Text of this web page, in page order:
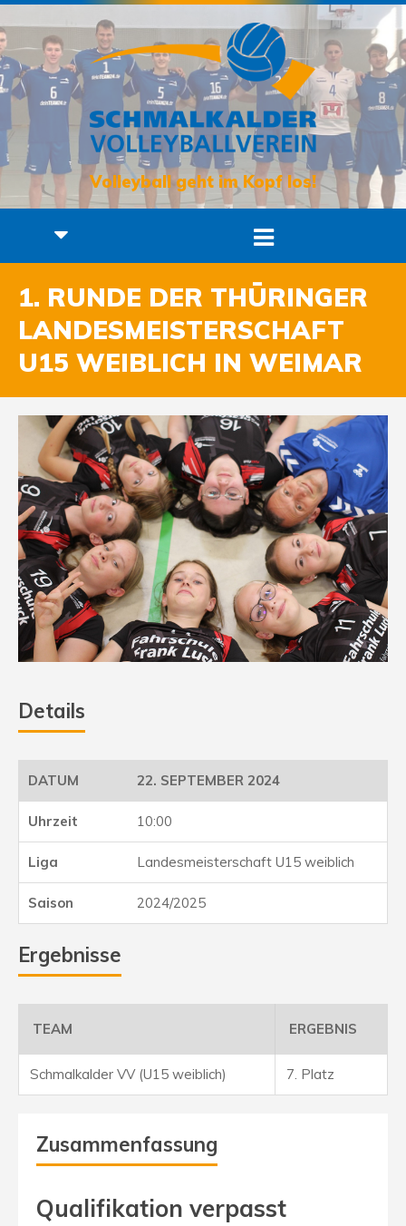
Volleyball geht im Kopf los!
1. RUNDE DER THÜRINGER
LANDESMEISTERSCHAFT
U15 WEIBLICH IN WEIMAR
Details
22. SEPTEMBER 2024
10:00
Landesmeisterschaft U15 weiblich
2024/2025
Ergebnisse
TEAM ERGEBNIS
Schmalkalder VV (U15 weiblich) 7. Platz
Zusammenfassung
Qualifikation verpasst